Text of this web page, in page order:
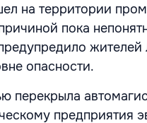
на территории
пока
жителей
опасности.
перекрыла
предприятия